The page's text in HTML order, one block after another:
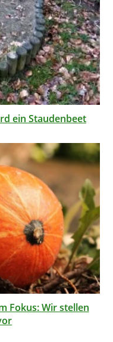
ein Staudenbeet
Fokus: Wir stellen